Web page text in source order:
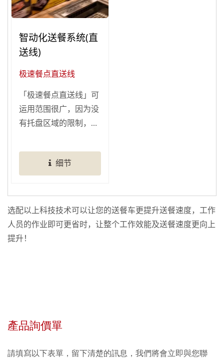
使用平板萤幕轻松点
餐听内场，使得工作人
员可以更有效率的接单
智动化送餐系统(直
送线)
极速餐点直送线
「极速餐点直送线」可
运用范围很广，因为没
有托盘区域的限制，故
餐点或商品，亦不受商
品形状的限制，可迅速
细节
选配以上科技技术可以让您的送餐车更提升送餐速度，工作
人员的作业即可更省时，让整个工作效能及送餐速度更向上
提升！